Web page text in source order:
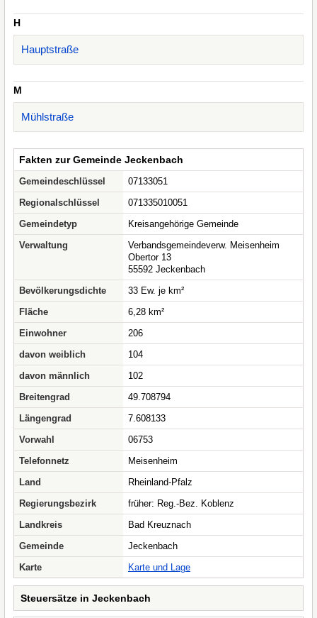
H
Hauptstraße
M
Mühlstraße
Fakten zur Gemeinde Jeckenbach
Gemeindeschlüssel
07133051
Regionalschlüssel
071335010051
Gemeindetyp
Kreisangehörige Gemeinde
Verwaltung
Verbandsgemeindeverw. Meisenheim
Obertor 13
55592 Jeckenbach
Bevölkerungsdichte
33 Ew. je km²
Fläche
6,28 km²
Einwohner
206
davon weiblich
104
davon männlich
102
Breitengrad
49.708794
Längengrad
7.608133
Vorwahl
06753
Telefonnetz
Meisenheim
Land
Rheinland-Pfalz
Regierungsbezirk
früher: Reg.-Bez. Koblenz
Landkreis
Bad Kreuznach
Gemeinde
Jeckenbach
Karte
Karte und Lage
Steuersätze in Jeckenbach